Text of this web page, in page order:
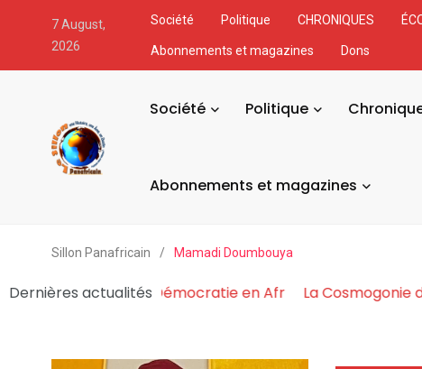
7 August,
2026
Société Politique CHRONIQUES
Abonnements et magazines Dons
Société Politique
Abonnements et magazines
Sillon Panafricain / Mamadi Doumbouya
Dernières actualités
Pouvoir Fabrique et Asphyxie la Démocratie en Afr La